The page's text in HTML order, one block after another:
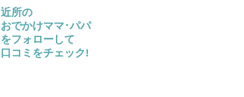
近所の
おでかけママ･パパ
をフォローして
口コミをチェック!